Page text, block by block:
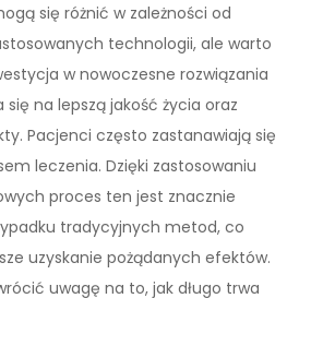
się różnić w zależności od
technologii, ale warto
w nowoczesne rozwiązania
się na lepszą jakość życia oraz
Pacjenci często zastanawiają się
leczenia. Dzięki zastosowaniu
proces ten jest znacznie
tradycyjnych metod, co
uzyskanie pożądanych efektów.
uwagę na to, jak długo trwa